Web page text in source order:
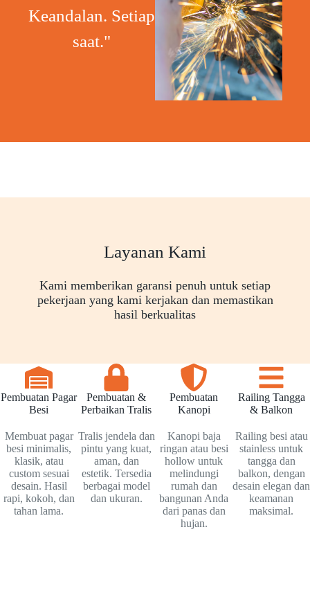
Keandalan. Setiap
saat."
Layanan Kami
Kami memberikan garansi penuh untuk setiap
pekerjaan yang kami kerjakan dan memastikan
hasil berkualitas
Pembuatan Pagar
Besi
Membuat pagar
besi minimalis,
klasik, atau
custom sesuai
desain. Hasil
rapi, kokoh, dan
tahan lama.
Pembuatan &
Perbaikan Tralis
Tralis jendela dan
pintu yang kuat,
aman, dan
estetik. Tersedia
berbagai model
dan ukuran.
Pembuatan
Kanopi
Kanopi baja
ringan atau besi
hollow untuk
melindungi
rumah dan
bangunan Anda
dari panas dan
hujan.
Railing Tangga
& Balkon
Railing besi atau
stainless untuk
tangga dan
balkon, dengan
desain elegan dan
keamanan
maksimal.